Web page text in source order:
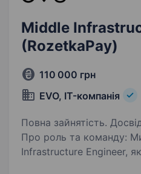
Middle
(RozetkaPay)
110 000 грн
EVO, IT-компанія
Повна зайнятість.
Про роль та команду:
Infrastructure Engineer,